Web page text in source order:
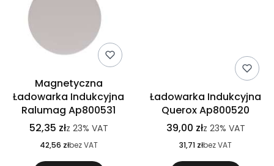
Magnetyczna
Ładowarka Indukcyjna
Ralumag Ap800531
52,35 złz 23% VAT
42,56 złbez VAT
Ładowarka Indukcyjna
Querox Ap800520
39,00 złz 23% VAT
31,71 złbez VAT